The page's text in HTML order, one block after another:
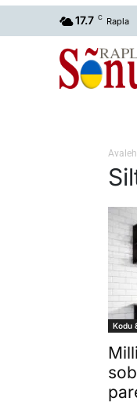
17.7 C Rapla
Kodu